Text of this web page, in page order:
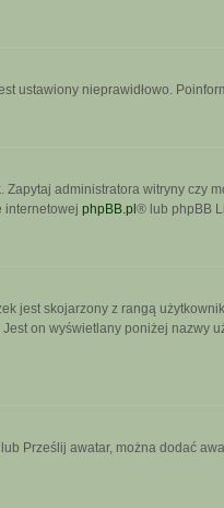
ustawiony nieprawidłowo.
administratora witryny czy
internetowej phpBB.pl ® lub phpBB
jest skojarzony z rangą
on wyświetlany poniżej nazwy
Prześlij awatar, można dodać